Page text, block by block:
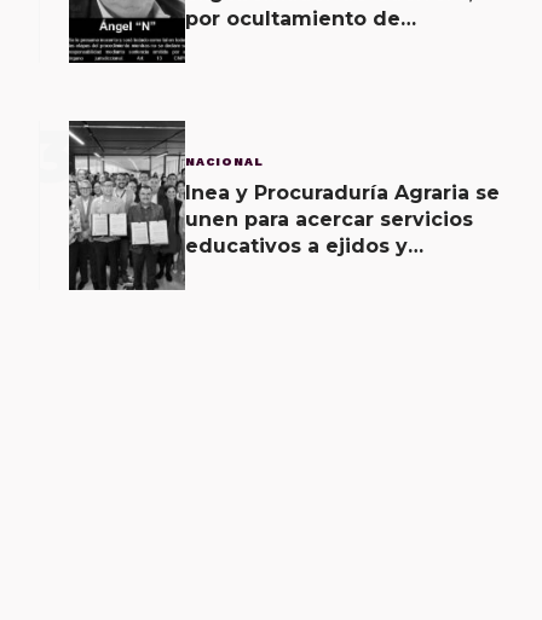
por ocultamiento de
3 NACIONAL
Inea y Procuraduría Agraria se
unen para acercar servicios
educativos a ejidos y